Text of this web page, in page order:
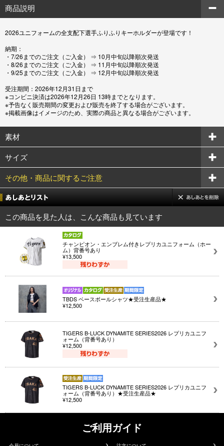
商品説明
2026ユニフォームの全支配下選手ふりふりキーホルダーが登場です！
納期：
・7/26までのご注文（ご入金） ⇒ 10月中旬以降順次発送
・8/26までのご注文（ご入金） ⇒ 11月中旬以降順次発送
・9/25までのご注文（ご入金） ⇒ 12月中旬以降順次発送
受注期間：2026年12月31日まで
※コンビニ決済は2026年12月26日 13時までとなります。
※予告なく販売期間の変更および販売を終了する場合がございます。
※掲載画像はイメージのため、実際の商品と異なる場合がございます。
素材
サイズ
その他・商品に関するご注意
この商品を見た人は、こんな商品も見ています
チャンピオン・エンブレム付きレプリカユニフォーム（ホー
ム）背番号あり
¥13,500
TBDS ベースボールシャツ★受注生産品★
¥12,500
TIGERS B-LUCK DYNAMITE SERIES2026 レプリカユニフ
ォーム（背番号あり）
¥12,500
TIGERS B-LUCK DYNAMITE SERIES2026 レプリカユニフ
ォーム（背番号あり）★受注生産品★
¥12,500
ご利用ガイド